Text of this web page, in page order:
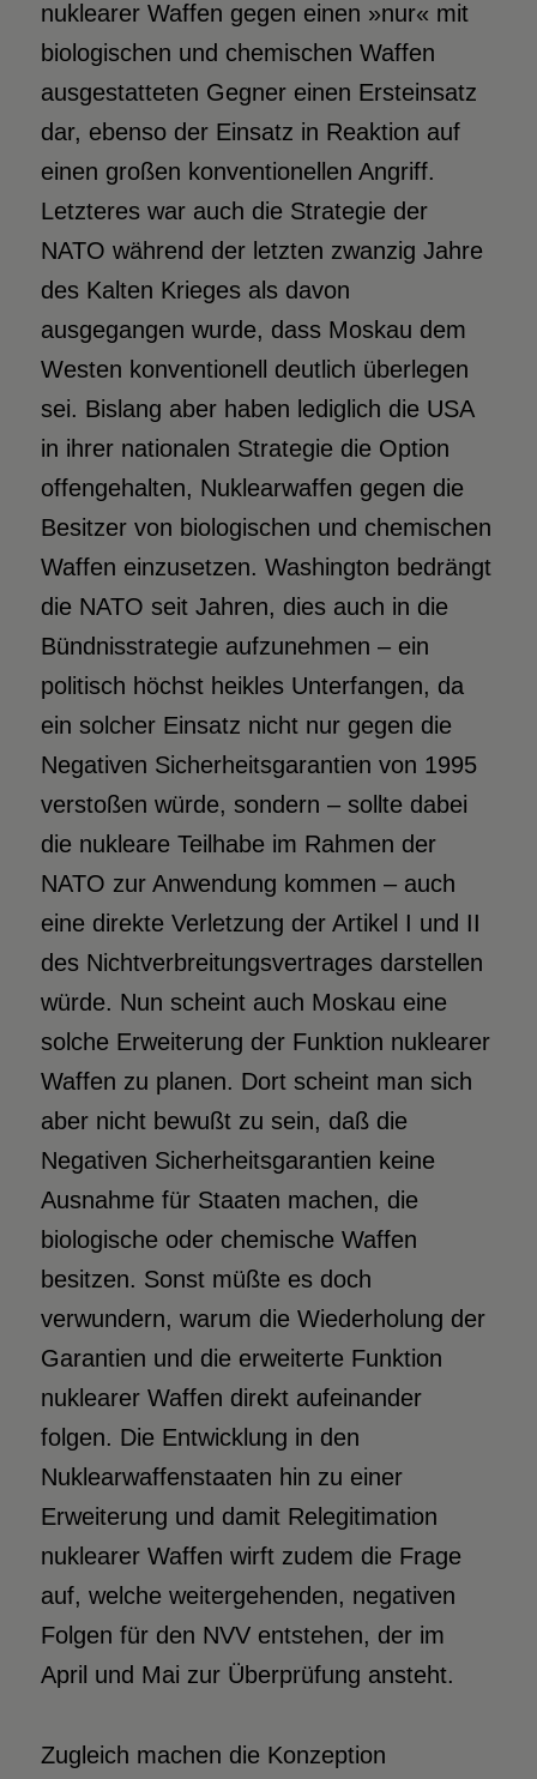
nuklearer Waffen gegen einen »nur« mit
biologischen und chemischen Waffen
ausgestatteten Gegner einen Ersteinsatz
dar, ebenso der Einsatz in Reaktion auf
einen großen konventionellen Angriff.
Letzteres war auch die Strategie der
NATO während der letzten zwanzig Jahre
des Kalten Krieges als davon
ausgegangen wurde, dass Moskau dem
Westen konventionell deutlich überlegen
sei. Bislang aber haben lediglich die USA
in ihrer nationalen Strategie die Option
offengehalten, Nuklearwaffen gegen die
Besitzer von biologischen und chemischen
Waffen einzusetzen. Washington bedrängt
die NATO seit Jahren, dies auch in die
Bündnisstrategie aufzunehmen – ein
politisch höchst heikles Unterfangen, da
ein solcher Einsatz nicht nur gegen die
Negativen Sicherheitsgarantien von 1995
verstoßen würde, sondern – sollte dabei
die nukleare Teilhabe im Rahmen der
NATO zur Anwendung kommen – auch
eine direkte Verletzung der Artikel I und II
des Nichtverbreitungsvertrages darstellen
würde. Nun scheint auch Moskau eine
solche Erweiterung der Funktion nuklearer
Waffen zu planen. Dort scheint man sich
aber nicht bewußt zu sein, daß die
Negativen Sicherheitsgarantien keine
Ausnahme für Staaten machen, die
biologische oder chemische Waffen
besitzen. Sonst müßte es doch
verwundern, warum die Wiederholung der
Garantien und die erweiterte Funktion
nuklearer Waffen direkt aufeinander
folgen. Die Entwicklung in den
Nuklearwaffenstaaten hin zu einer
Erweiterung und damit Relegitimation
nuklearer Waffen wirft zudem die Frage
auf, welche weitergehenden, negativen
Folgen für den NVV entstehen, der im
April und Mai zur Überprüfung ansteht.
Zugleich machen die Konzeption